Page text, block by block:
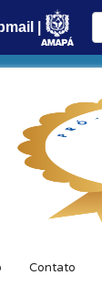
|
Contato